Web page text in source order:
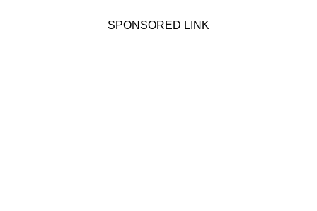
SPONSORED LINK